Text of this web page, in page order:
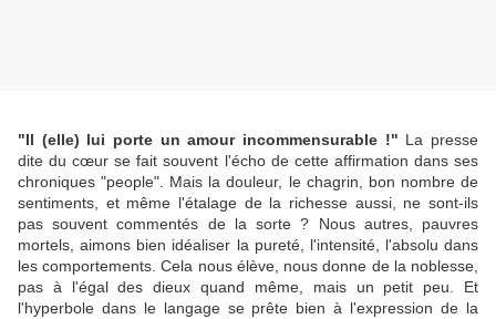
"Il (elle) lui porte un amour incommensurable !" La presse
dite du cœur se fait souvent l'écho de cette affirmation dans ses
chroniques "people". Mais la douleur, le chagrin, bon nombre de
sentiments, et même l'étalage de la richesse aussi, ne sont-ils
pas souvent commentés de la sorte ? Nous autres, pauvres
mortels, aimons bien idéaliser la pureté, l'intensité, l'absolu dans
les comportements. Cela nous élève, nous donne de la noblesse,
pas à l'égal des dieux quand même, mais un petit peu. Et
l'hyperbole dans le langage se prête bien à l'expression de la